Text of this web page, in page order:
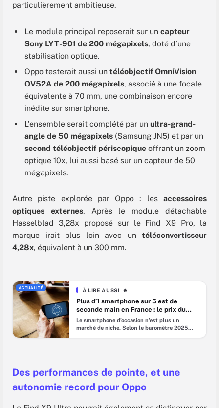
particulièrement ambitieuse.
Le module principal reposerait sur un capteur
Sony LYT-901 de 200 mégapixels, doté d’une
stabilisation optique.
Oppo testerait aussi un téléobjectif OmniVision
OV52A de 200 mégapixels, associé à une focale
équivalente à 70 mm, une combinaison encore
inédite sur smartphone.
L’ensemble serait complété par un ultra-grand-
angle de 50 mégapixels (Samsung JN5) et par un
second téléobjectif périscopique offrant un zoom
optique 10x, lui aussi basé sur un capteur de 50
mégapixels.
Autre piste explorée par Oppo : les accessoires
optiques externes. Après le module détachable
Hasselblad 3,28x proposé sur le Find X9 Pro, la
marque irait plus loin avec un téléconvertisseur
4,28x, équivalent à un 300 mm.
ACTUALITÉ À LIRE AUSSI 🔥
Plus d’1 smartphone sur 5 est de
seconde main en France : le prix du
neuf pousse les consommateurs vers
l’occasion
Le smartphone d’occasion n’est plus un
marché de niche. Selon le baromètre 2025
même temps, 45 % des Français déclarent
avoir déjà possédé un
Des performances de pointe, et une
autonomie record pour Oppo